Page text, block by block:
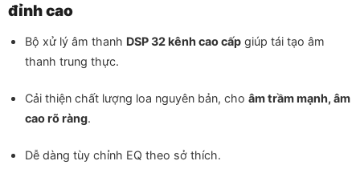
đỉnh cao
Bộ xử lý âm thanh DSP 32 kênh cao cấpgiúp tái tạo âm
thanh trung thực.
Cải thiện chất lượng loa nguyên bản, cho âm trầm mạnh, âm
cao rõ ràng.
Dễ dàng tùy chỉnh EQ theo sở thích.